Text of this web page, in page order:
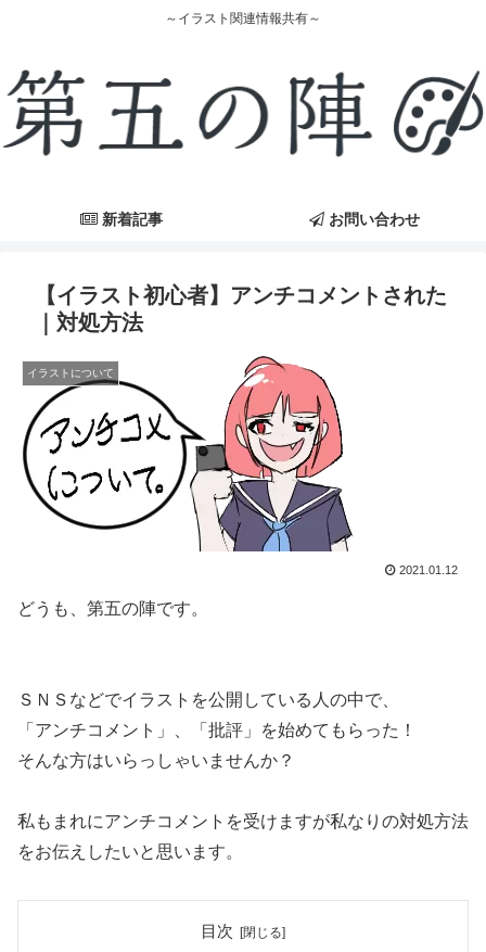
～イラスト関連情報共有～
新着記事 お問い合わせ
【イラスト初心者】アンチコメントされた
｜対処方法
イラストについて
2021.01.12
どうも、第五の陣です。
ＳＮＳなどでイラストを公開している人の中で、
「アンチコメント」、「批評」を始めてもらった！
そんな方はいらっしゃいませんか？
私もまれにアンチコメントを受けますが私なりの対処方法
をお伝えしたいと思います。
目次